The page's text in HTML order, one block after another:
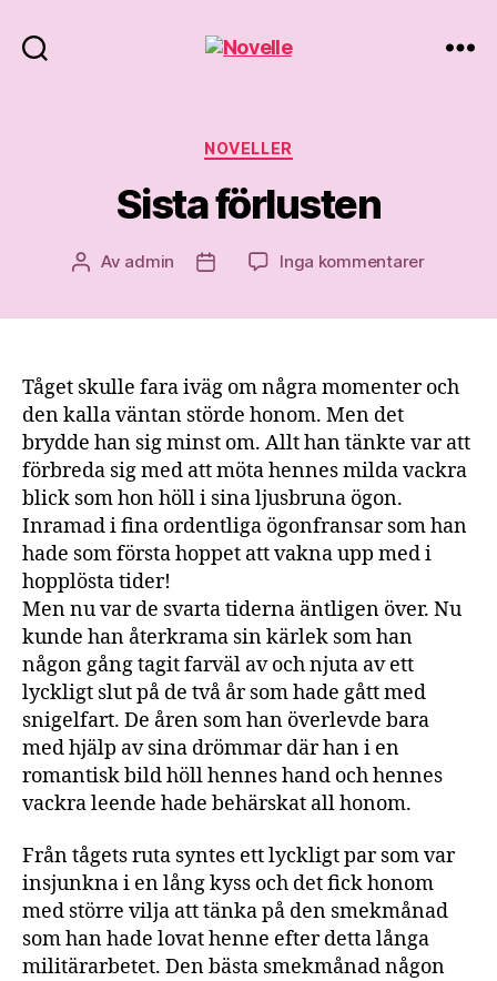
Kategorier
NOVELLER
Sista förlusten
Inläggsförfattare
Av admin InläggsdatumInga kommentarertill
Tåget skulle fara iväg om några momenter och
den kalla väntan störde honom. Men det
brydde han sig minst om. Allt han tänkte var att
förbreda sig med att möta hennes milda vackra
blick som hon höll i sina ljusbruna ögon.
Inramad i fina ordentliga ögonfransar som han
hade som första hoppet att vakna upp med i
hopplösta tider!
Men nu var de svarta tiderna äntligen över. Nu
kunde han återkrama sin kärlek som han
någon gång tagit farväl av och njuta av ett
lyckligt slut på de två år som hade gått med
snigelfart. De åren som han överlevde bara
med hjälp av sina drömmar där han i en
romantisk bild höll hennes hand och hennes
vackra leende hade behärskat all honom.
Från tågets ruta syntes ett lyckligt par som var
insjunkna i en lång kyss och det fick honom
med större vilja att tänka på den smekmånad
som han hade lovat henne efter detta långa
militärarbetet. Den bästa smekmånad någon